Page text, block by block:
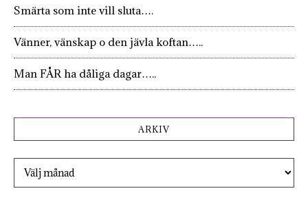
Smärta som inte vill sluta….
Vänner, vänskap o den jävla koftan…..
Man FÅR ha dåliga dagar…..
ARKIV
Arkiv